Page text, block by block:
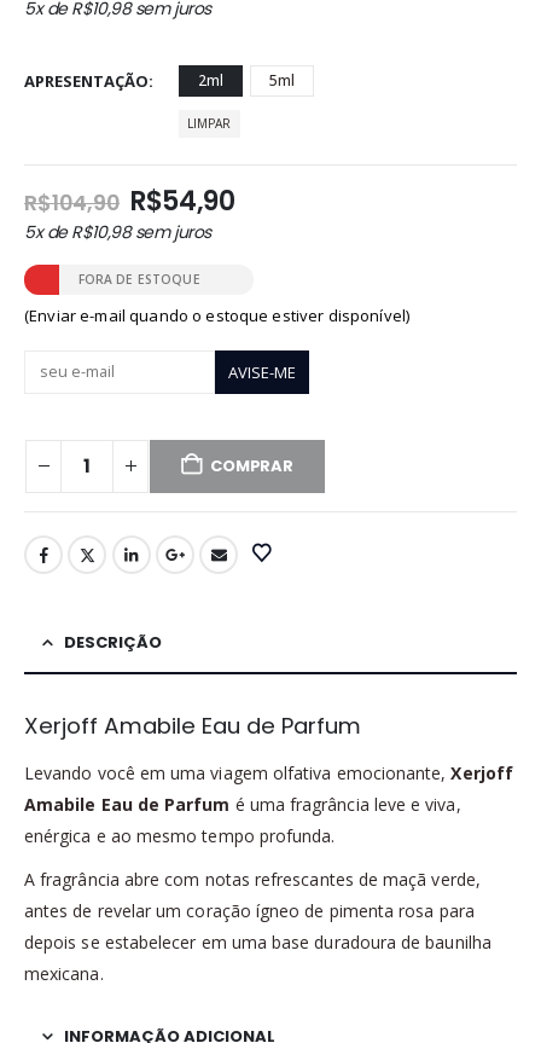
R$54,90
através
5x deR$10,98sem juros
APRESENTAÇÃO 2ml 5ml
LIMPAR
R$104,90 O
preço
original
era:
R$104,90.
R$54,90O
R$54,90.
5x deR$10,98sem juros
FORA DE ESTOQUE
(Enviar e-mail quando o estoque estiver disponível)
COMPRAR
DESCRIÇÃO
Xerjoff Amabile Eau de Parfum
Levando você em uma viagem olfativa emocionante,Xerjoff
Amabile Eau de Parfum é uma fragrância leve e viva,
enérgica e ao mesmo tempo profunda.
A fragrância abre com notas refrescantes de maçã verde,
antes de revelar um coração ígneo de pimenta rosa para
depois se estabelecer em uma base duradoura de baunilha
mexicana.
INFORMAÇÃO ADICIONAL